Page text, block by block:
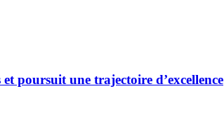
poursuit une trajectoire d’excellence